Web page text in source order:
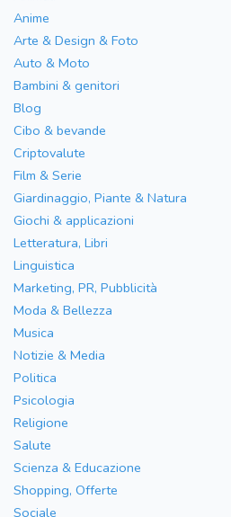
Anime
Arte & Design & Foto
Auto & Moto
Bambini & genitori
Blog
Cibo & bevande
Criptovalute
Film & Serie
Giardinaggio, Piante & Natura
Giochi & applicazioni
Letteratura, Libri
Linguistica
Marketing, PR, Pubblicità
Moda & Bellezza
Musica
Notizie & Media
Politica
Psicologia
Religione
Salute
Scienza & Educazione
Shopping, Offerte
Sociale